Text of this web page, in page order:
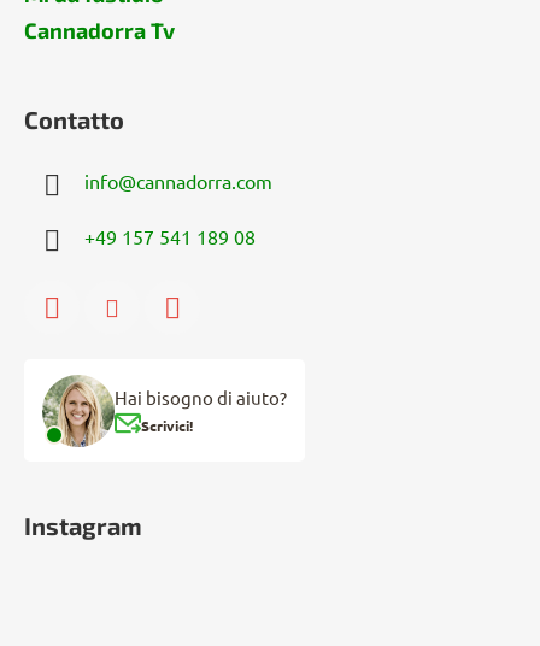
Cannadorra Tv
Contatto
info@cannadorra.com
+49 157 541 189 08
Hai bisogno di aiuto?
Scrivici!
Instagram